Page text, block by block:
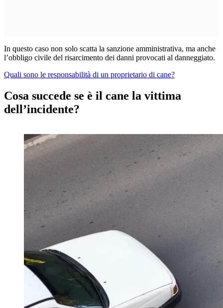
In questo caso non solo scatta la sanzione amministrativa, ma anche
l’obbligo civile del risarcimento dei danni provocati al danneggiato.
Quali sono le responsabilità di un proprietario di cane?
Cosa succede se è il cane la vittima
dell’incidente?